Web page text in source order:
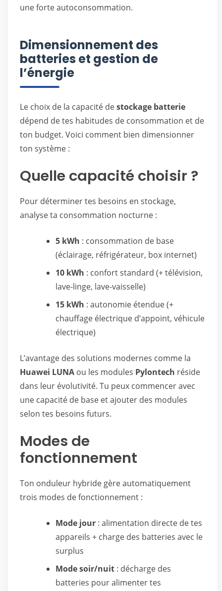
une forte autoconsommation.
Dimensionnement des
batteries et gestion de
l’énergie
Le choix de la capacité destockage batterie
dépend de tes habitudes de consommation et de
ton budget. Voici comment bien dimensionner
ton système :
Quelle capacité choisir ?
Pour déterminer tes besoins en stockage,
analyse ta consommation nocturne :
5 kWh : consommation de base
(éclairage, réfrigérateur, box internet)
10 kWh : confort standard (+ télévision,
lave-linge, lave-vaisselle)
15 kWh : autonomie étendue (+
chauffage électrique d’appoint, véhicule
électrique)
L’avantage des solutions modernes comme la
Huawei LUNA ou les modules Pylontech réside
dans leur évolutivité. Tu peux commencer avec
une capacité de base et ajouter des modules
selon tes besoins futurs.
Modes de
fonctionnement
Ton onduleur hybride gère automatiquement
trois modes de fonctionnement :
Mode jour : alimentation directe de tes
appareils + charge des batteries avec le
surplus
Mode soir/nuit : décharge des
batteries pour alimenter tes